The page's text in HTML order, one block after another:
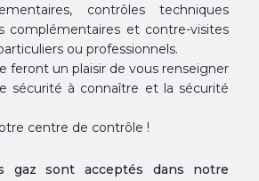
contrôles techniques
complémentaires et contre-visites
ou professionnels.
feront un plaisir de vous renseigner
sécurité à connaître et la sécurité
centre de contrôle !
gaz sont acceptés dans notre